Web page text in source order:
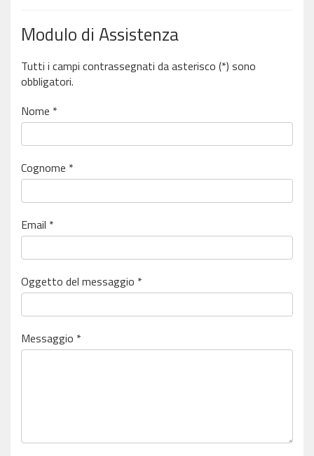
Modulo di Assistenza
Tutti i campi contrassegnati da asterisco (*) sono
obbligatori.
Nome *
Cognome *
Email *
Oggetto del messaggio *
Messaggio *